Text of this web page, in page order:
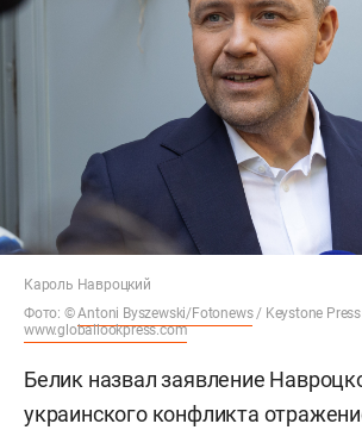
Кароль Навроцкий
Фото: ©Antoni Byszewski/Fotonews/ Keystone
www.globallookpress.com
Белик назвал заявление
украинского конфликта